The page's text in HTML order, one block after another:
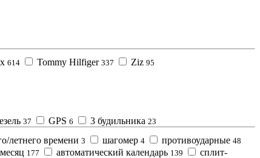
614 Tommy Hilfiger 337 Ziz 95
37 GPS 6 3 будильника 23
летнего времени 3 шагомер 4 противоударные 48
месяц 177 автоматический календарь 139
сплит-